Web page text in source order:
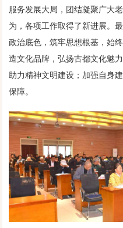
服务发展大局，团结凝聚广大
为，各项工作取得了新进展。
政治底色，筑牢思想根基，始
造文化品牌，弘扬古都文化魅
助力精神文明建设；加强自身
保障。